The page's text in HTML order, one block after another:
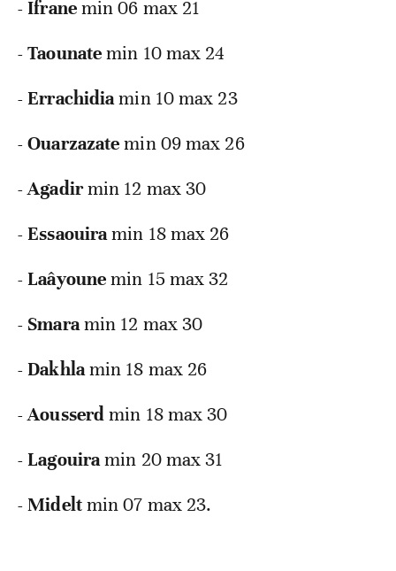
- Ifranemin 06 max 21
- Taounatemin 10 max 24
- Errachidiamin 10 max 23
- Ouarzazatemin 09 max 26
- Agadirmin 12 max 30
- Essaouiramin 18 max 26
- Laâyounemin 15 max 32
- Smaramin 12 max 30
- Dakhlamin 18 max 26
- Aousserdmin 18 max 30
- Lagouiramin 20 max 31
- Mideltmin 07 max 23.